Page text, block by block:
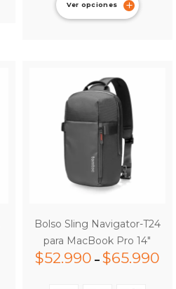
Ver opciones
Bolso Sling Navigator-T24
para MacBook Pro 14″
$52.990 – $65.990